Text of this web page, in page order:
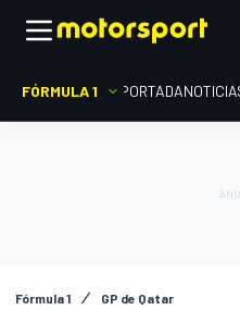
FÓRMULA 1 PORTADA
Fórmula 1 GP de Qatar